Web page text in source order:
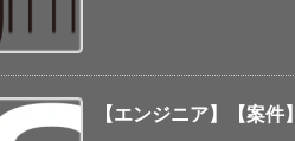
【エンジニア】【案件